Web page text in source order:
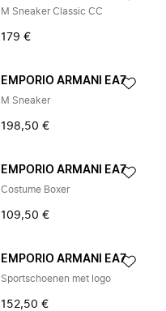
M Sneaker Classic CC
179 €
EMPORIO ARMANI EA7
M Sneaker
198,50 €
EMPORIO ARMANI EA7
Costume Boxer
109,50 €
EMPORIO ARMANI EA7
Sportschoenen met logo
152,50 €